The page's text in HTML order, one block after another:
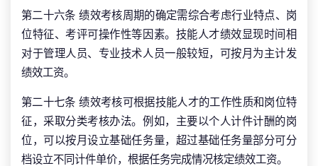
第二十六条 绩效考核周期的确定需综合考虑行业特点、岗
位特征、考评可操作性等因素。技能人才绩效显现时间相
对于管理人员、专业技术人员一般较短，可按月为主计发
绩效工资。
第二十七条 绩效考核可根据技能人才的工作性质和岗位特
征，采取分类考核办法。例如，主要以个人计件计酬的岗
位，可以按月设立基础任务量，超过基础任务量部分可分
档设立不同计件单价，根据任务完成情况核定绩效工资。